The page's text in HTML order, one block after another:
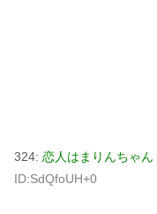
324: 恋人はまりんちゃん
ID:SdQfoUH+0